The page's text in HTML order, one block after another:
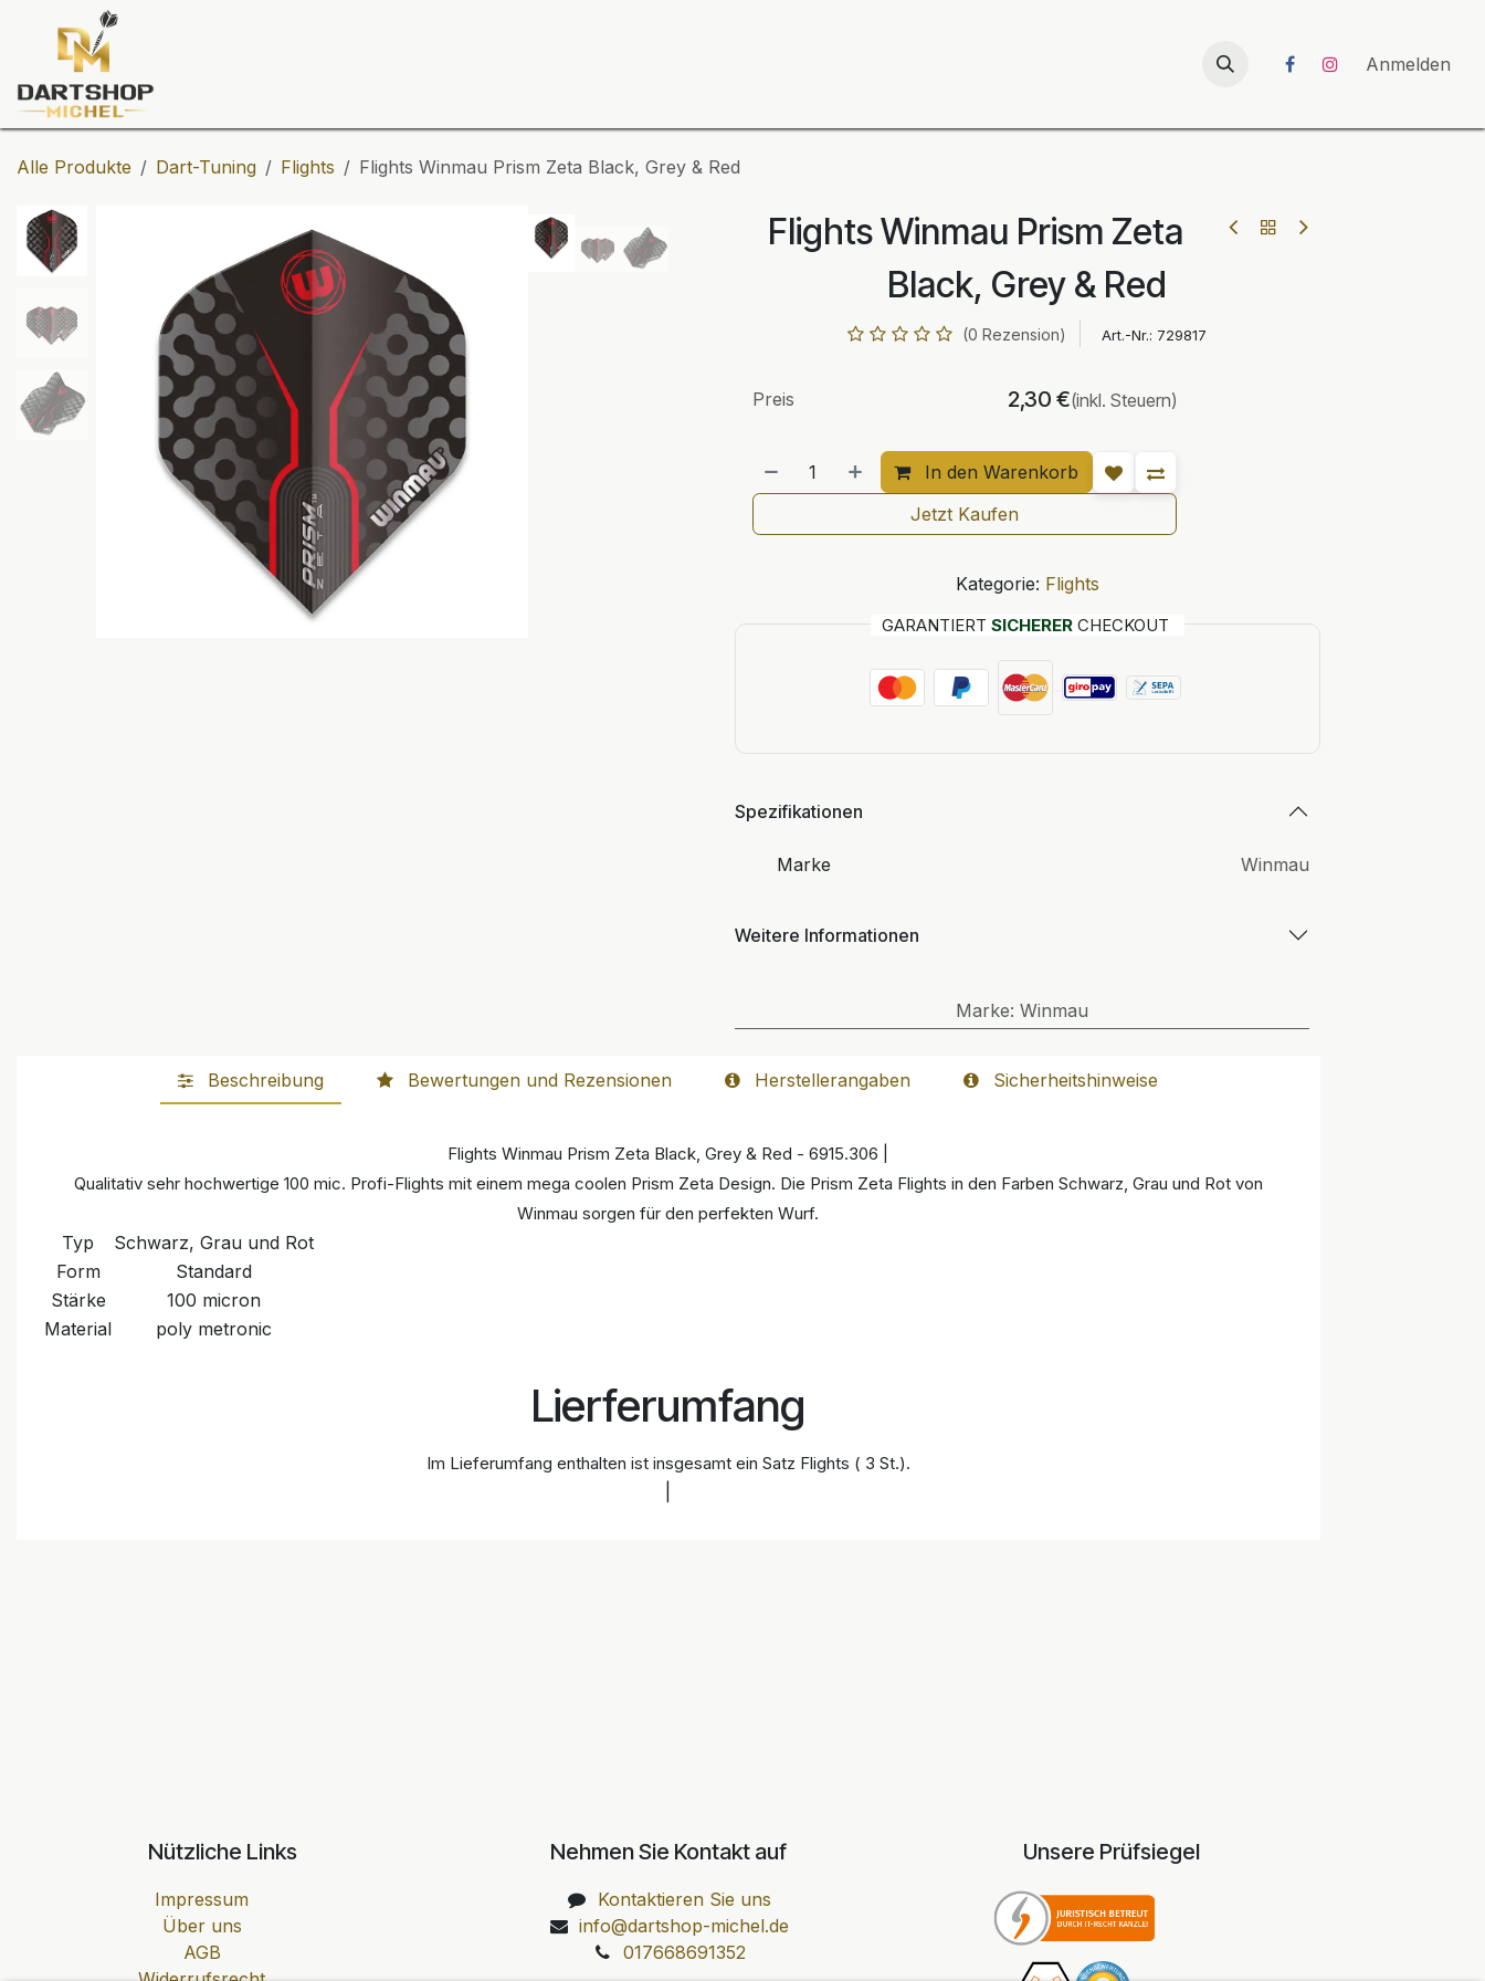
Zum Inhalt springen
UNICORN-Launch 2026 Anmelden
Alle Produkte Dart-Tuning Flights Flights Winmau Prism Zeta Black, Grey & Red
Flights Winmau Prism Zeta
Black, Grey & Red
(0 Rezension) Art.-Nr.: 729817
In den Warenkorb
Preis 2,30 €(inkl. Steuern)
Jetzt Kaufen
Kategorie: Flights
GARANTIERT SICHERERCHECKOUT
Spezifikationen
Marke Winmau
Weitere Informationen
Marke: Winmau
Beschreibung Bewertungen und Rezensionen Herstellerangaben Sicherheitshinweise
Flights Winmau Prism Zeta Black, Grey & Red - 6915.306 |
Qualitativ sehr hochwertige 100 mic. Profi-Flights mit einem mega coolen Prism Zeta Design. Die Prism Zeta Flights in den Farben Schwarz, Grau und Rot von
Winmau sorgen für den perfekten Wurf.
Typ
Schwarz, Grau und Rot
Form
Standard
Stärke
100 micron
Material
poly metronic
Lierferumfang
Im Lieferumfang enthalten ist insgesamt ein Satz Flights ( 3 St.).
Nützliche Links
Impressum
Über uns
AGB
Nehmen Sie Kontakt auf
Kontaktieren Sie uns
info@dartshop-michel.de
017668691352
Unsere Prüfsiegel